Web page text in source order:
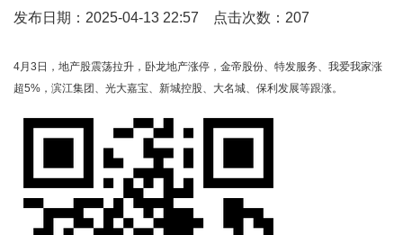
发布日期：2025-04-13 22:57 点击次数：207
4月3日，地产股震荡拉升，卧龙地产涨停，金帝股份、特发服务、我爱我家涨
超5%，滨江集团、光大嘉宝、新城控股、大名城、保利发展等跟涨。